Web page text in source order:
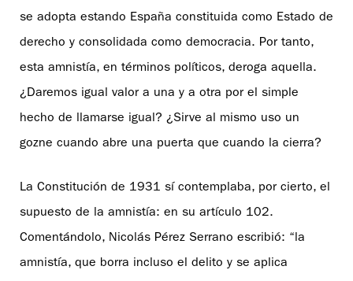
se adopta estando España constituida como Estado de
derecho y consolidada como democracia. Por tanto,
esta amnistía, en términos políticos, deroga aquella.
¿Daremos igual valor a una y a otra por el simple
hecho de llamarse igual? ¿Sirve al mismo uso un
gozne cuando abre una puerta que cuando la cierra?
La Constitución de 1931 sí contemplaba, por cierto, el
supuesto de la amnistía: en su artículo 102.
Comentándolo, Nicolás Pérez Serrano escribió: “la
amnistía, que borra incluso el delito y se aplica